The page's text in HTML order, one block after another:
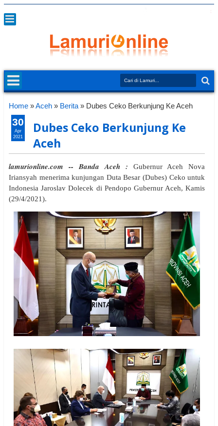
Home »Aceh » Berita » Dubes Ceko Berkunjung Ke Aceh
Dubes Ceko Berkunjung Ke
Aceh
lamurionline.com -- Banda Aceh : Gubernur Aceh Nova
Iriansyah menerima kunjungan Duta Besar (Dubes) Ceko untuk
Indonesia Jaroslav Dolecek di Pendopo Gubernur Aceh, Kamis
(29/4/2021).
30
Apr
2021